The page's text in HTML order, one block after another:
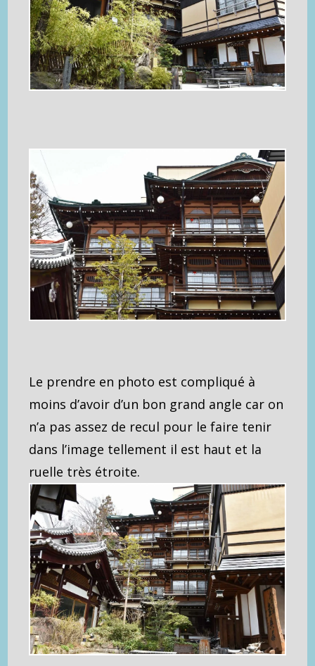
Le prendre en photo est compliqué à
moins d’avoir d’un bon grand angle car on
n’a pas assez de recul pour le faire tenir
dans l’image tellement il est haut et la
ruelle très étroite.